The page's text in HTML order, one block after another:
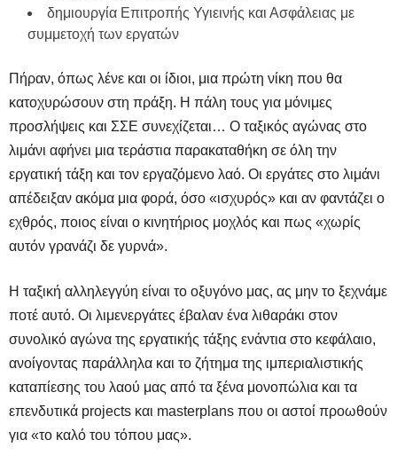
δημιουργία Επιτροπής Υγιεινής και Ασφάλειας με
συμμετοχή των εργατών
Πήραν, όπως λένε και οι ίδιοι, μια πρώτη νίκη που θα
κατοχυρώσουν στη πράξη. Η πάλη τους για μόνιμες
προσλήψεις και ΣΣΕ συνεχίζεται… Ο ταξικός αγώνας στο
λιμάνι αφήνει μια τεράστια παρακαταθήκη σε όλη την
εργατική τάξη και τον εργαζόμενο λαό. Οι εργάτες στο λιμάνι
απέδειξαν ακόμα μια φορά, όσο «ισχυρός» και αν φαντάζει ο
εχθρός, ποιος είναι ο κινητήριος μοχλός και πως «χωρίς
αυτόν γρανάζι δε γυρνά».
Η ταξική αλληλεγγύη είναι το οξυγόνο μας, ας μην το ξεχνάμε
ποτέ αυτό. Οι λιμενεργάτες έβαλαν ένα λιθαράκι στον
συνολικό αγώνα της εργατικής τάξης ενάντια στο κεφάλαιο,
ανοίγοντας παράλληλα και το ζήτημα της ιμπεριαλιστικής
καταπίεσης του λαού μας από τα ξένα μονοπώλια και τα
επενδυτικά projects και masterplans που οι αστοί προωθούν
για «το καλό του τόπου μας».